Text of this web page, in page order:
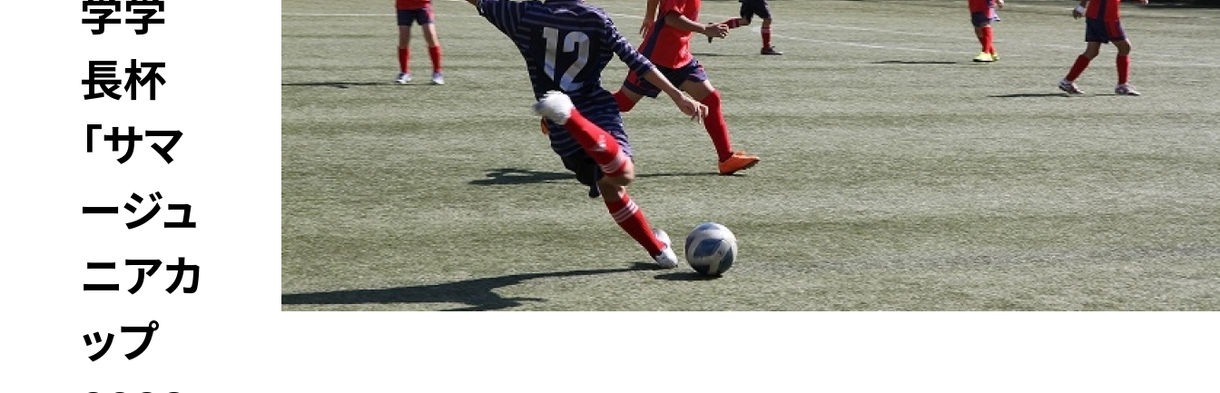
学学
長杯
「サマ
ージュ
ニアカ
ップ